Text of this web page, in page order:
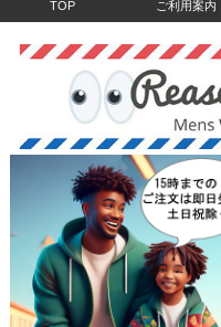
TOP ご利用案内